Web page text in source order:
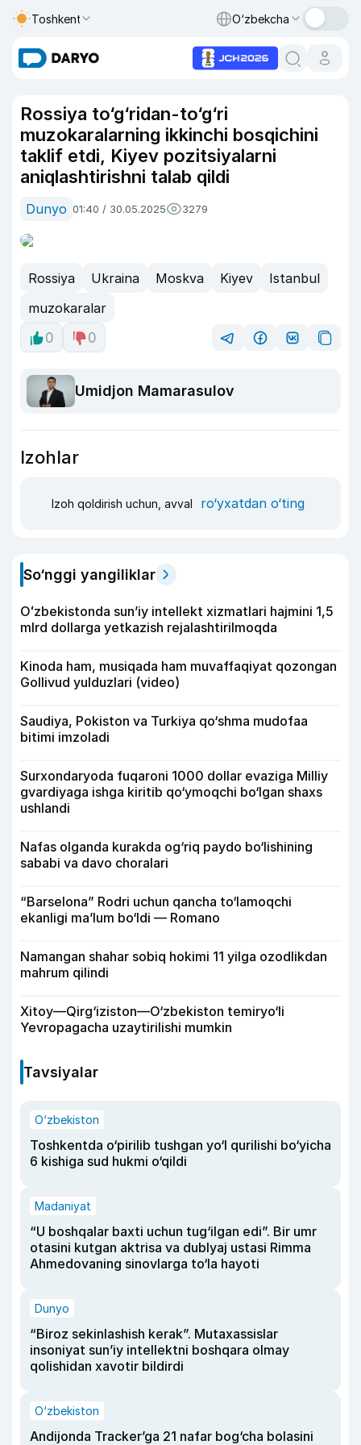
Toshkent O‘zbekcha
Rossiya to‘g‘ridan-to‘g‘ri
muzokaralarning ikkinchi bosqichini
taklif etdi, Kiyev pozitsiyalarni
aniqlashtirishni talab qildi
Dunyo 01:40 / 30.05.2025 3279
Rossiya Ukraina Moskva Kiyev
Istanbul
muzokaralar
0
0
Umidjon Mamarasulov
Izohlar
Izoh qoldirish uchun, avval ro‘yxatdan o‘ting
So‘nggi yangiliklar
Oʻzbekistonda sunʼiy intellekt xizmatlari hajmini 1,5
mlrd dollarga yetkazish rejalashtirilmoqda
Kinoda ham, musiqada ham muvaffaqiyat qozongan
Gollivud yulduzlari (video)
Saudiya, Pokiston va Turkiya qo‘shma mudofaa
bitimi imzoladi
Surxondaryoda fuqaroni 1000 dollar evaziga Milliy
gvardiyaga ishga kiritib qo‘ymoqchi bo‘lgan shaxs
ushlandi
Nafas olganda kurakda og‘riq paydo bo‘lishining
sababi va davo choralari
“Barselona” Rodri uchun qancha to‘lamoqchi
ekanligi ma’lum bo‘ldi — Romano
Namangan shahar sobiq hokimi 11 yilga ozodlikdan
mahrum qilindi
Xitoy—Qirg‘iziston—O‘zbekiston temiryo‘li
Yevropagacha uzaytirilishi mumkin
Tavsiyalar
O‘zbekiston
Toshkentda o‘pirilib tushgan yo‘l qurilishi bo‘yicha
6 kishiga sud hukmi o‘qildi
Madaniyat
“U boshqalar baxti uchun tug‘ilgan edi”. Bir umr
otasini kutgan aktrisa va dublyaj ustasi Rimma
Ahmedovaning sinovlarga to‘la hayoti
Dunyo
“Biroz sekinlashish kerak”. Mutaxassislar
insoniyat sun’iy intellektni boshqara olmay
qolishidan xavotir bildirdi
O‘zbekiston
Andijonda Tracker’ga 21 nafar bog‘cha bolasini